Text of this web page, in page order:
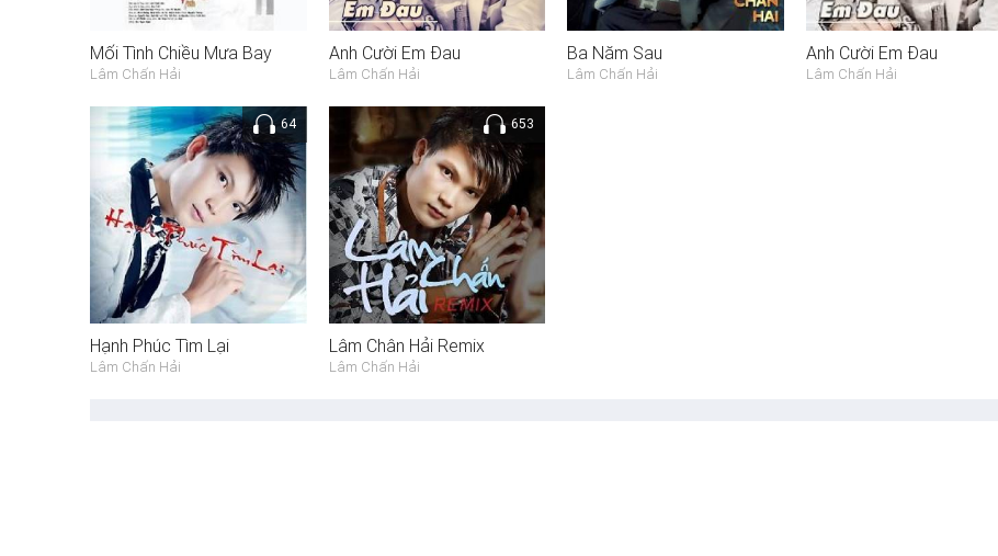
Mối Tình Chiều Mưa Bay
Lâm Chấn Hải
Anh Cười Em Đau
Lâm Chấn Hải
Ba Năm Sau
Lâm Chấn Hải
Anh Cười Em Đau
Lâm Chấn Hải
64
Hạnh Phúc Tìm Lại
Lâm Chấn Hải
653
Lâm Chân Hải Remix
Lâm Chấn Hải